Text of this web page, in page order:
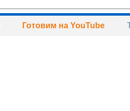
Готовим на YouTube